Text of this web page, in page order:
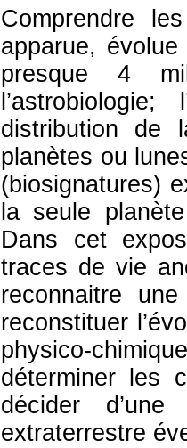
Comprendre
apparue,
presque 4
distribution de
planètes ou
(biosignatures)
la seule
Dans cet
traces de vie
reconnaitre
reconstituer
physico-
déterminer les
décider
extraterrestre